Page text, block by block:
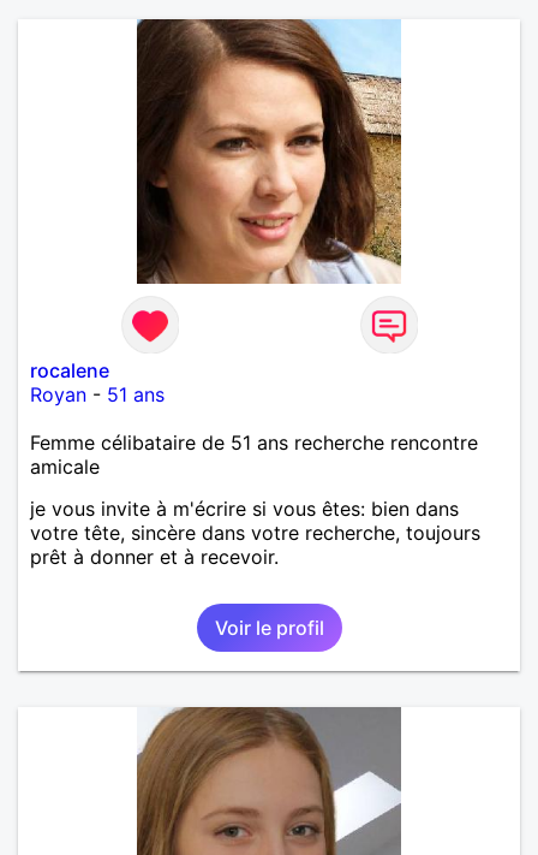
rocalene
Royan - 51 ans
Femme célibataire de 51 ans recherche rencontre
amicale
je vous invite à m'écrire si vous êtes: bien dans
votre tête, sincère dans votre recherche, toujours
prêt à donner et à recevoir.
Voir le profil